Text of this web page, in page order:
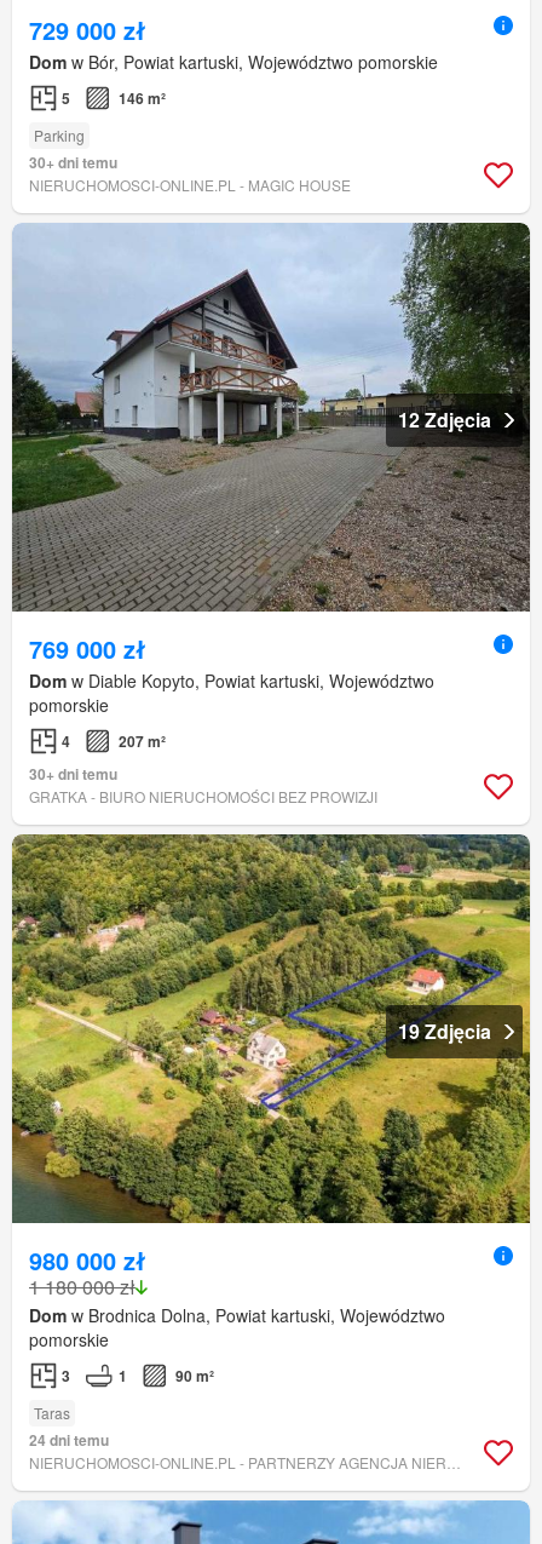
729 000 zł
Dom w Bór, Powiat kartuski, Województwo pomorskie
5 146 m²
Parking
30+ dni temu
NIERUCHOMOSCI-ONLINE.PL - MAGIC HOUSE
12 Zdjęcia
769 000 zł
Dom w Diable Kopyto, Powiat kartuski, Województwo
pomorskie
4
207 m²
30+ dni temu
GRATKA - BIURO NIERUCHOMOŚCI BEZ PROWIZJI
19 Zdjęcia
980 000 zł
1 180 000 zł
Dom w Brodnica Dolna, Powiat kartuski, Województwo
pomorskie
3 1 90 m²
Taras
24 dni temu